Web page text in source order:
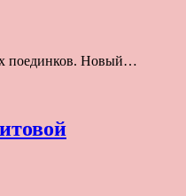
поединков. Новый…